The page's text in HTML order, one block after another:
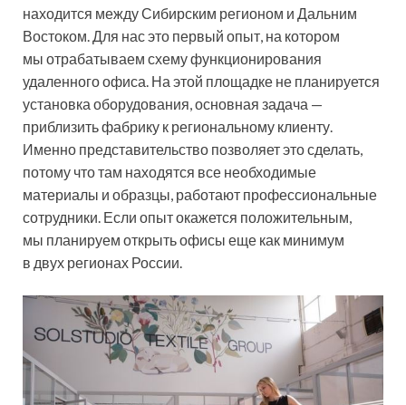
находится между Сибирским регионом и Дальним
Востоком. Для нас это первый опыт, на котором
мы отрабатываем схему функционирования
удаленного офиса. На этой площадке не планируется
установка оборудования, основная задача —
приблизить фабрику к региональному клиенту.
Именно представительство позволяет это сделать,
потому что там находятся все необходимые
материалы и образцы, работают профессиональные
сотрудники. Если опыт окажется положительным,
мы планируем открыть офисы еще как минимум
в двух регионах России.